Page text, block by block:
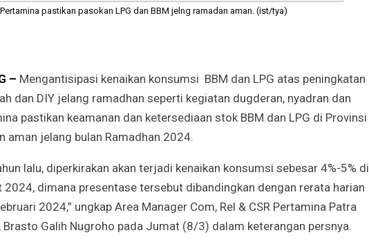
pastikan pasokan LPG dan BBM jelng ramadan aman. (ist/tya)
– Mengantisipasi kenaikan konsumsi BBM dan LPG atas peningkatan
dan DIY jelang ramadhan seperti kegiatan dugderan, nyadran dan
pastikan keamanan dan ketersediaan stok BBM dan LPG di Provinsi
aman jelang bulan Ramadhan 2024.
lalu, diperkirakan akan terjadi kenaikan konsumsi sebesar 4%-5% di
dimana presentase tersebut dibandingkan dengan rerata harian
2024,” ungkap Area Manager Com, Rel & CSR Pertamina Patra
Brasto Galih Nugroho pada Jumat (8/3) dalam keterangan persnya.